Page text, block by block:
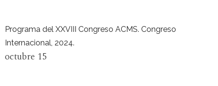
Programa del XXVIII Congreso ACMS. Congreso
Internacional, 2024.
octubre 15